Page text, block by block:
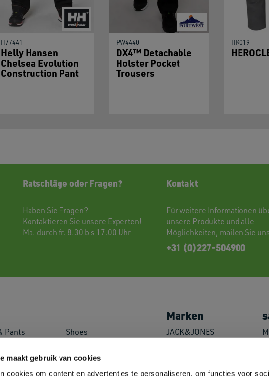
maakt gebruik van cookies
cookies om content en advertenties te personaliseren, om functies voor
H77441
Helly Hansen
Chelsea Evolution
Construction Pant
PW4440
DX4™ Detachable
Holster Pocket
Trousers
HK019
Kontakt
Für weitere Informationen
unsere Produkte und alle
Möglichkeiten, mailen Sie
+31 (0)227-504900
Ratschläge oder Fragen?
Haben Sie Fragen?
Kontaktieren Sie unsere Experten!
Ma. durch fr. 8.30 bis 17.00 Uhr
Pants
Shoes
Towels
Marken
JACK&JONES